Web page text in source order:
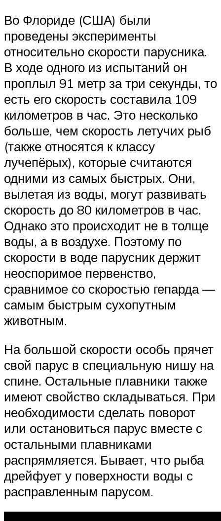
Во Флориде (США) были
проведены эксперименты
относительно скорости парусника.
В ходе одного из испытаний он
проплыл 91 метр за три секунды, то
есть его скорость составила 109
километров в час. Это несколько
больше, чем скорость летучих рыб
(также относятся к классу
лучепёрых), которые считаются
одними из самых быстрых. Они,
вылетая из воды, могут развивать
скорость до 80 километров в час.
Однако это происходит не в толще
воды, а в воздухе. Поэтому по
скорости в воде парусник держит
неоспоримое первенство,
сравнимое со скоростью гепарда —
самым быстрым сухопутным
животным.
На большой скорости особь прячет
свой парус в специальную нишу на
спине. Остальные плавники также
имеют свойство складываться. При
необходимости сделать поворот
или остановиться парус вместе с
остальными плавниками
распрямляется. Бывает, что рыба
дрейфует у поверхности воды с
расправленным парусом.